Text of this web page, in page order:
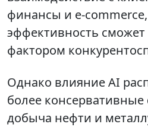
финансы и e-commerce,
эффективность
фактором
Однако влияние AI
более консервативные
добыча нефти и